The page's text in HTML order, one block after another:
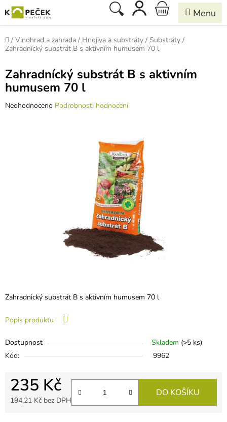
na
obsah
Hledat
NÁKUPNÍ
KOŠÍK
Domů
/ Vinohrad a zahrada / Hnojiva a substráty / Substráty /
Zahradnícký substrát B s aktivním humusem 70 l
Zahradnický substrát B s aktivním humusem 70 l
Popis produktu
Dostupnost Skladem (>5 ks)
Kód:
9962
235 Kč
194,21 Kč bez DPH
DO KOŠÍKU
Zahradnícký substrát B s aktivním
humusem 70 l
Průměrné
Neohodnoceno Podrobnosti hodnocení